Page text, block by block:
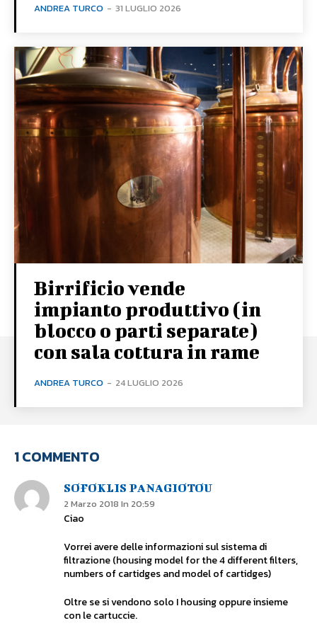
ANDREA TURCO - 31 LUGLIO 2026
Birrificio vende
impianto produttivo (in
blocco o parti separate)
con sala cottura in rame
ANDREA TURCO - 24 LUGLIO 2026
1 COMMENTO
SOFOKLIS PANAGIOTOU
2 Marzo 2018 In 20:59
Ciao
Vorrei avere delle informazioni sul sistema di
filtrazione (housing model for the 4 different filters,
numbers of cartidges and model of cartidges)
Oltre se si vendono solo I housing oppure insieme
con le cartuccie.